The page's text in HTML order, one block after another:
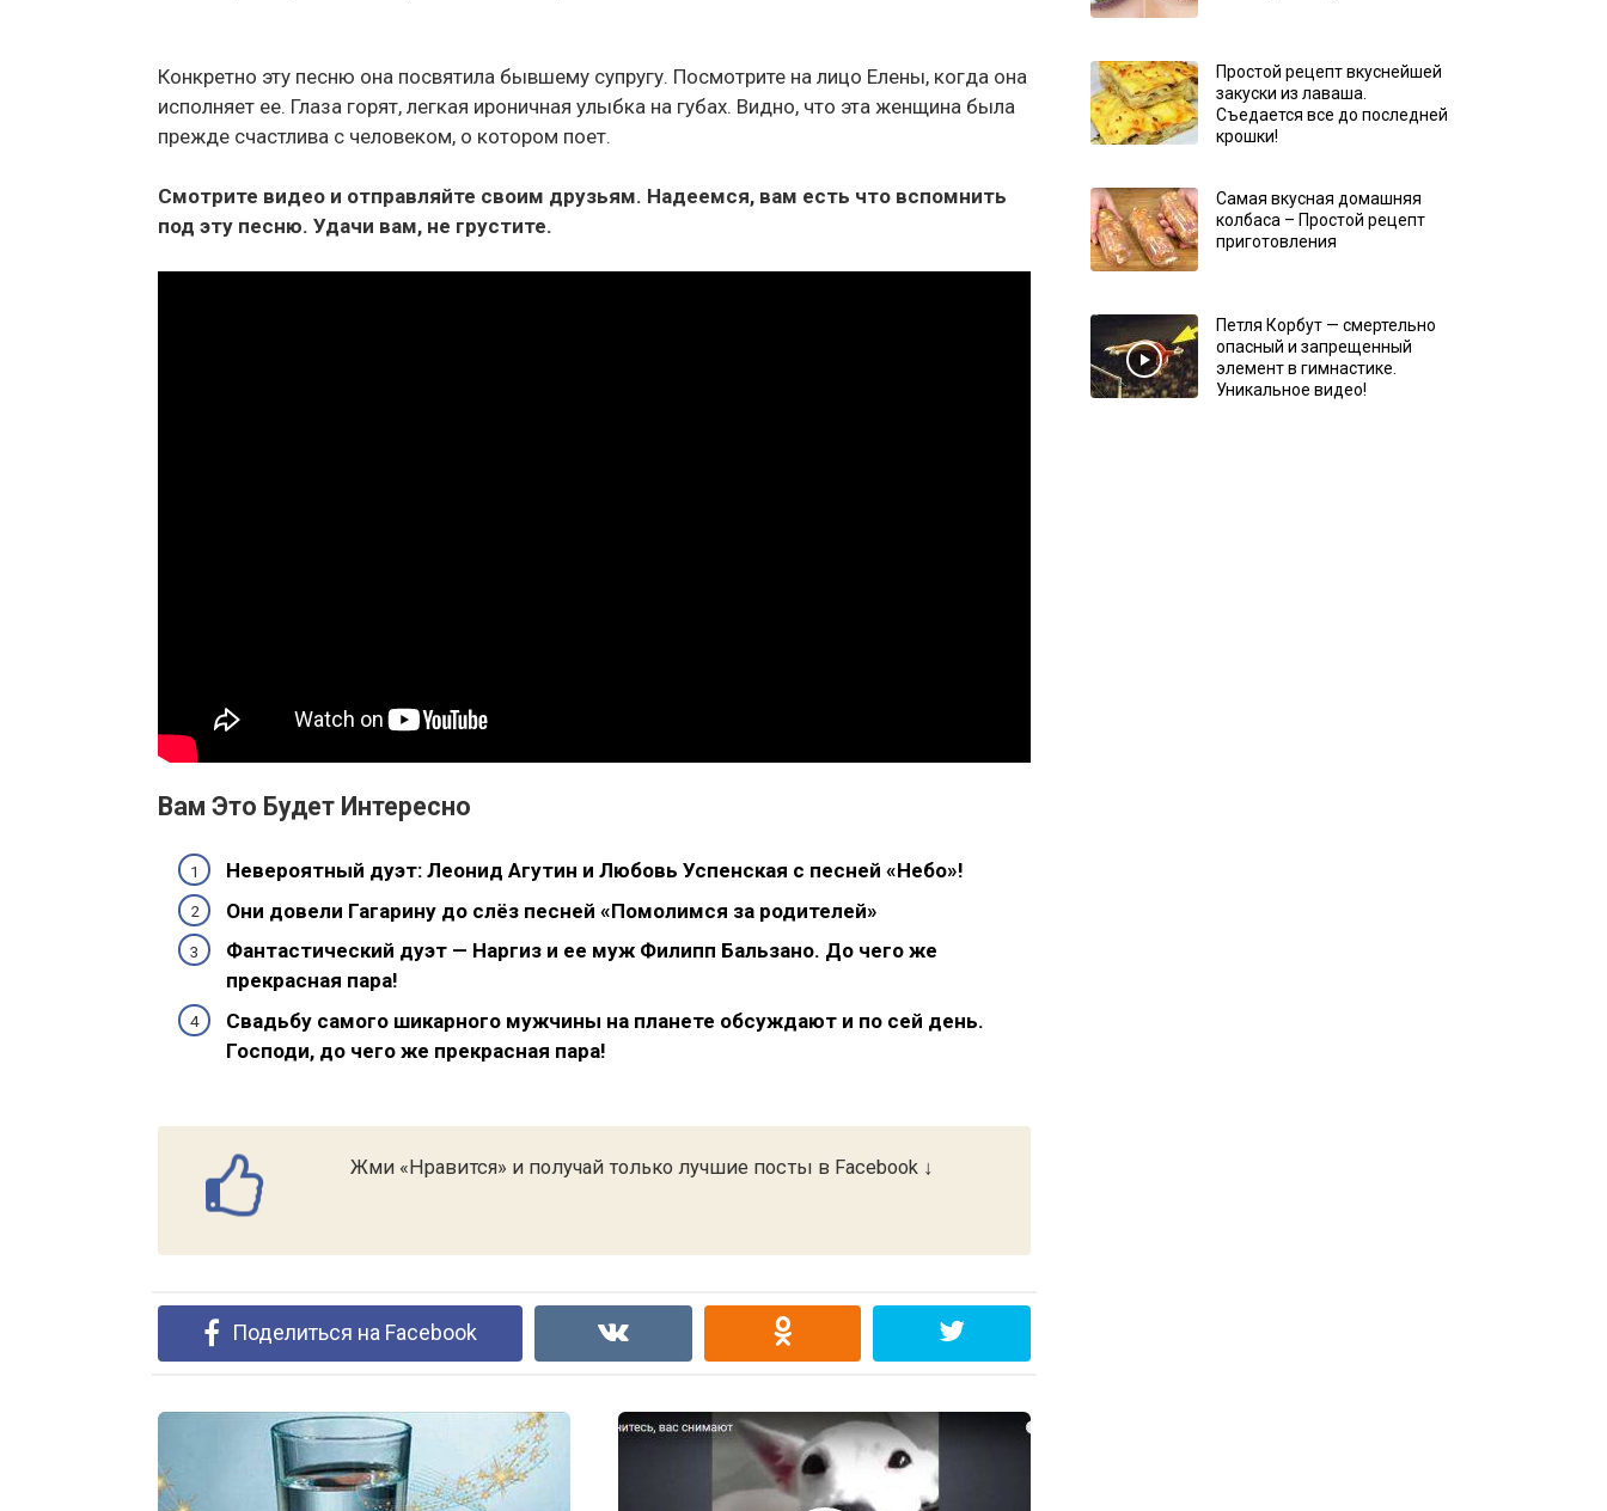
Конкретно эту песню она посвятила бывшему супругу. Посмотрите на лицо Елены, когда она
исполняет ее. Глаза горят, легкая ироничная улыбка на губах. Видно, что эта женщина была
прежде счастлива с человеком, о котором поет.
Смотрите видео и отправляйте своим друзьям. Надеемся, вам есть что вспомнить
под эту песню. Удачи вам, не грустите.
Вам Это Будет Интересно
Невероятный дуэт: Леонид Агутин и Любовь Успенская с песней «Небо»!
Они довели Гагарину до слёз песней «Помолимся за родителей»
Фантастический дуэт — Наргиз и ее муж Филипп Бальзано. До чего же
прекрасная пара!
Свадьбу самого шикарного мужчины на планете обсуждают и по сей день.
Господи, до чего же прекрасная пара!
Жми «Нравится» и получай только лучшие посты в Facebook ↓
Поделиться на Facebook
Простой рецепт вкуснейшей
закуски из лаваша.
Съедается все до последней
крошки!
Самая вкусная домашняя
колбаса – Простой рецепт
приготовления
Петля Корбут — смертельно
опасный и запрещенный
элемент в гимнастике.
Уникальное видео!